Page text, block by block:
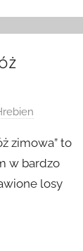
zimowa” to
w bardzo
losy